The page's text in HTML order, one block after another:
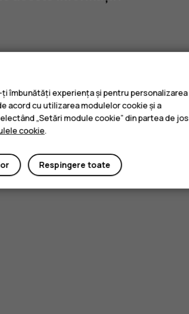
îmbunătăți experiența și pentru personalizarea
acord cu utilizarea modulelor cookie și a
„Setări module cookie” din partea de jos
cookie.
Respingere toate